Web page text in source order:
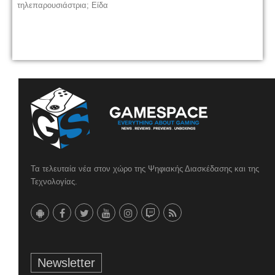
τηλεπαρουσιάστρια; Είδα
Τα τελευταία νέα στον χώρο της Ψηφιακής Διασκέδασης και της
Τεχνολογίας.
Newsletter